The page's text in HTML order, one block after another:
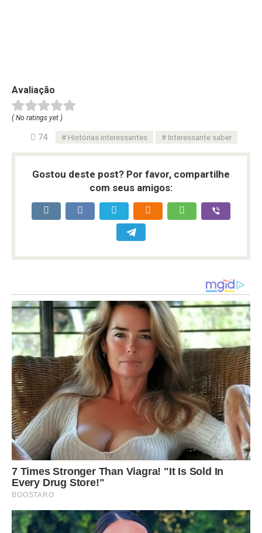
Avaliação
( No ratings yet )
74 Histórias interessantes Interessante saber
Gostou deste post? Por favor, compartilhe
com seus amigos: